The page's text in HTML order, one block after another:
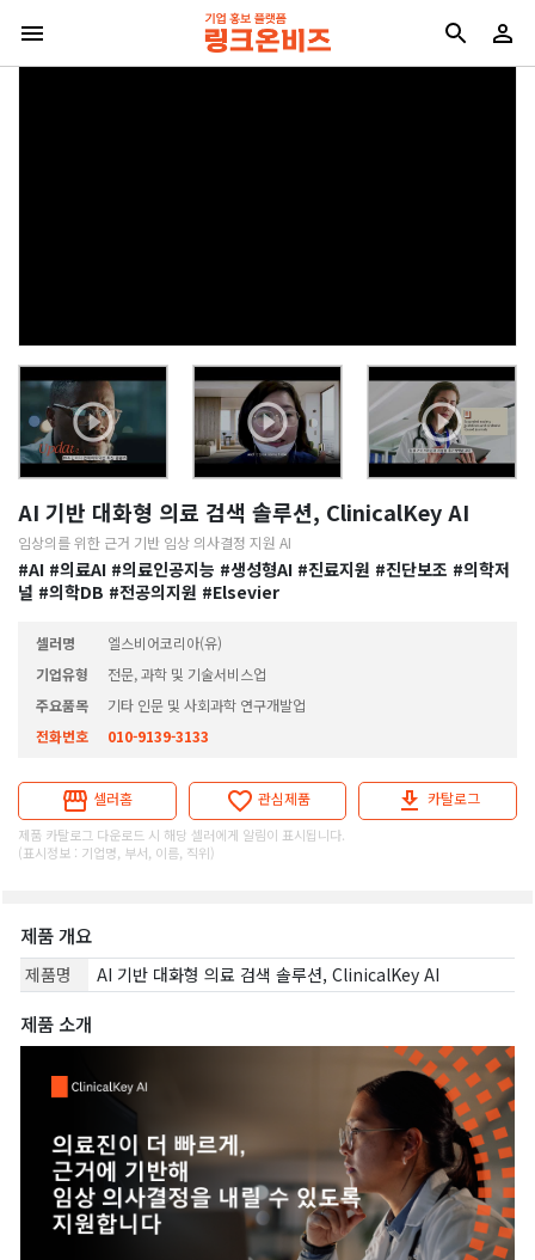
AI 기반 대화형 의료 검색 솔루션, ClinicalKey AI
임상의를 위한 근거 기반 임상 의사결정 지원 AI
#AI #의료AI #의료인공지능 #생성형AI #진료지원 #진단보조 #의학저
널 #의학DB #전공의지원 #Elsevier
셀러명
엘스비어코리아(유)
기업유형
전문, 과학 및 기술서비스업
주요품목
기타 인문 및 사회과학 연구개발업
전화번호
010-9139-3133
셀러홈 관심제품 카탈로그
제품 카탈로그 다운로드 시 해당 셀러에게 알림이 표시됩니다.
(표시정보 : 기업명, 부서, 이름, 직위)
제품 개요
제품명 AI 기반 대화형 의료 검색 솔루션, ClinicalKey AI
제품 소개